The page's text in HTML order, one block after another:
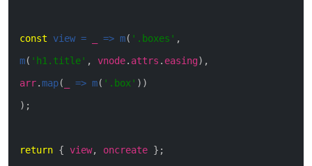
const view = => m( '.boxes' ,
m( 'h1.title' , vnode. attrs . easing) ,
arr.map( => m( '.box' ) )
) ;
return { view, oncreate } ;